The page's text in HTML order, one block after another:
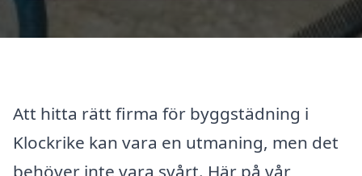
Att hitta rätt firma för byggstädning i
Klockrike kan vara en utmaning, men det
behöver inte vara svårt. Här på vår